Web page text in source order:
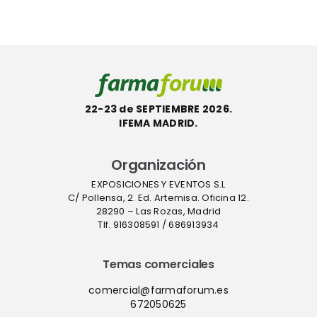
22-23 de SEPTIEMBRE 2026.
IFEMA MADRID.
Organización
EXPOSICIONES Y EVENTOS S.L
C/ Pollensa, 2. Ed. Artemisa. Oficina 12.
28290 – Las Rozas, Madrid
Tlf. 916308591 / 686913934
Temas comerciales
comercial@farmaforum.es
672050625